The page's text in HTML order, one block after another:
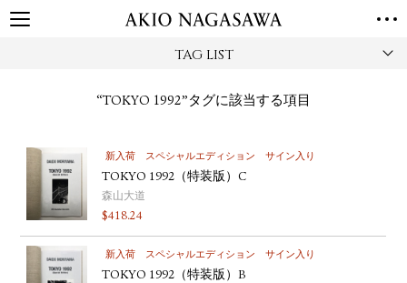
TAG LIST
“TOKYO 1992”タグに該当する項目
新入荷 スペシャルエディション サイン入り
TOKYO 1992（特装版）C
森山大道
$418.24
新入荷 スペシャルエディション サイン入り
TOKYO 1992（特装版）B
TORANOMON
PUBLISHING
ONLINE SHOP
NEWS
ABOUT
ABOUT US LOCATIONS